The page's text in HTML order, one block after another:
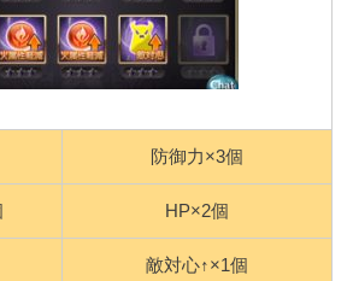
防御力×3個
HP×2個
敵対心↑×1個